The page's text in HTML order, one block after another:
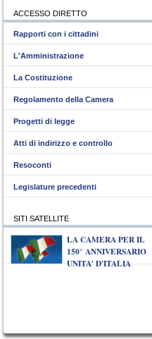
ACCESSO DIRETTO
Rapporti con i cittadini
L'Amministrazione
La Costituzione
Regolamento della Camera
Progetti di legge
Atti di indirizzo e controllo
Resoconti
Legislature precedenti
SITI SATELLITE
LA CAMERA PER IL
150° ANNIVERSARIO
UNITA' D'ITALIA